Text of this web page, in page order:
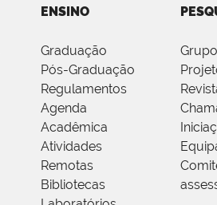
ENSINO
Graduação
Pós-Graduação
Regulamentos
Agenda
Acadêmica
Atividades
Remotas
Bibliotecas